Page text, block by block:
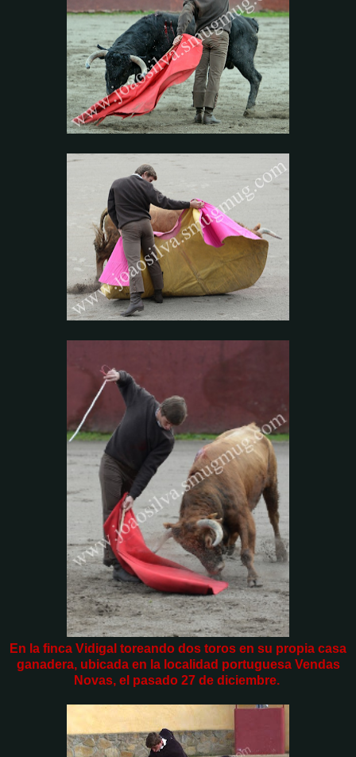
En la finca Vidigal toreando dos toros en su propia casa
ganadera, ubicada en la localidad portuguesa Vendas
Novas, el pasado 27 de diciembre.